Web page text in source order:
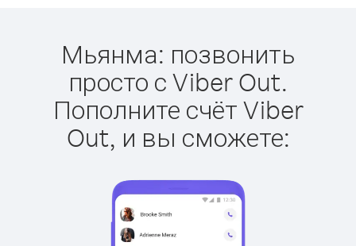
Мьянма: позвонить
просто с Viber Out.
Пополните счёт Viber
Out, и вы сможете: